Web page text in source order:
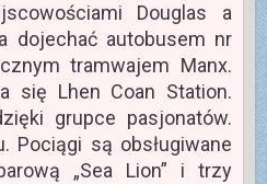
Douglas a
dojechać autobusem nr
tramwajem Manx.
się Lhen Coan Station.
grupce pasjonatów.
Pociągi są obsługiwane
„Sea Lion” i trzy